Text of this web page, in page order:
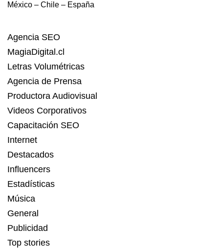
México – Chile – España
Agencia SEO
MagiaDigital.cl
Letras Volumétricas
Agencia de Prensa
Productora Audiovisual
Videos Corporativos
Capacitación SEO
Internet
Destacados
Influencers
Estadísticas
Música
General
Publicidad
Top stories